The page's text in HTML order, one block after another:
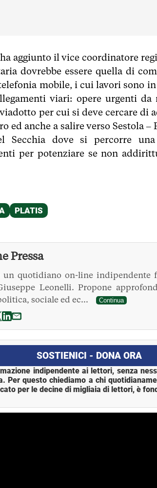
aggiunto il vice coordinatore
dovrebbe essere quella di
mobile, i cui lavori sono
viari: opere urgenti da
per cui si deve cercare di
ed anche a salire verso Sestola –
Secchia dove si percorre
per potenziare se non
Pressa
un quotidiano on-line indipendente
Leonelli. Propone
sociale ed ec...
Continua
SOSTIENICI - DONA ORA
indipendente ai lettori, senza
Per questo chiediamo a chi
per le decine di migliaia di lettori, è